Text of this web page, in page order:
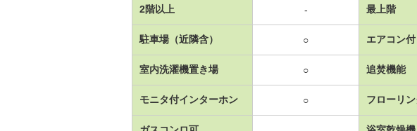
2階以上 - 最上階
駐車場（近隣含） ○ エアコン付
室内洗濯機置き場 ○ 追焚機能
モニタ付インターホン ○ フローリ